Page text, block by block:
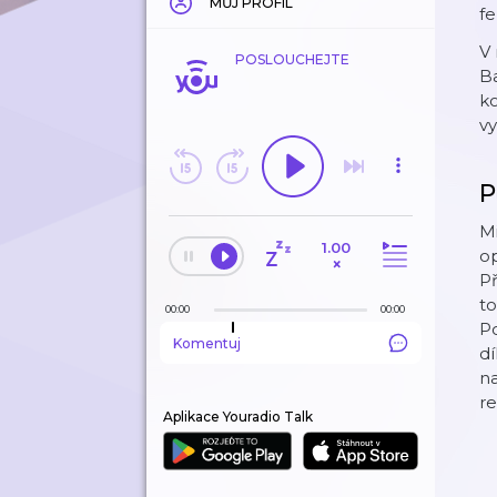
POSLOUCHEJTE
1.00
×
00:00 00:00
Komentuj
Aplikace Youradio Talk
V